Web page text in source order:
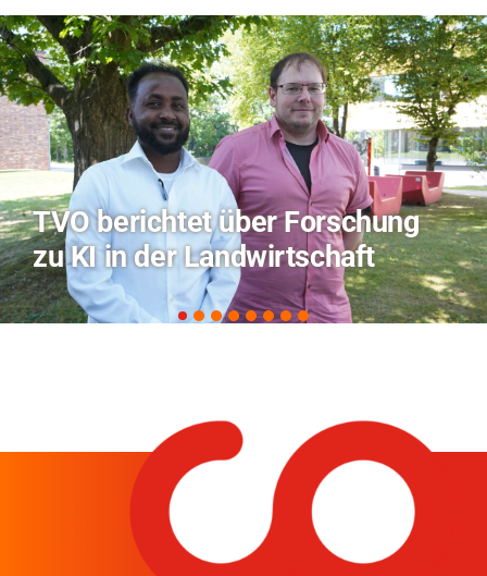
Hitze-Aktionstag: Hochschule
Coburg im Radio Bamberg